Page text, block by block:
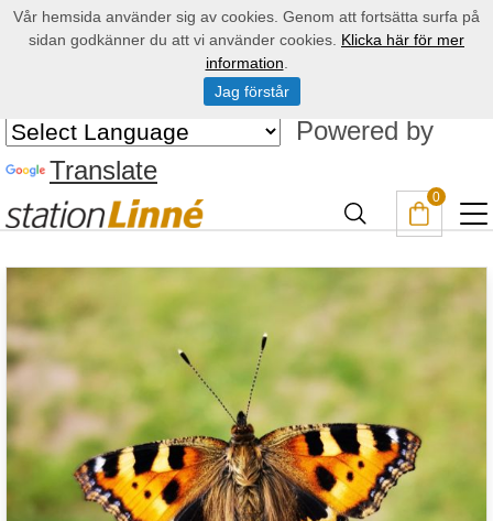
Powered by
Translate
0
Vår hemsida använder sig av cookies. Genom att fortsätta surfa på
sidan godkänner du att vi använder cookies. Klicka här för mer
information
Jag förstår